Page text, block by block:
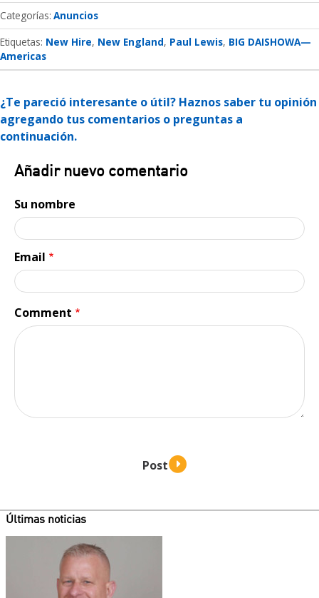
Últimas noticias
Categorías Anuncios
Etiquetas: New Hire New England Paul Lewis BIG DAISHOWA—
Americas
¿Te pareció interesante o útil? Haznos saber tu opinión
agregando tus comentarios o preguntas a
continuación.
Añadir nuevo comentario
Su nombre
Email
Comment